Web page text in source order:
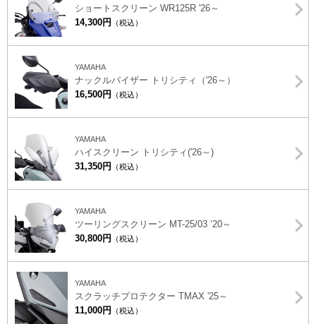
ショートスクリーン WR125R '26～
14,300円
（税込）
YAMAHA
ナックルバイザー トリシティ（'26～）
16,500円
（税込）
YAMAHA
ハイスクリーン トリシティ('26～)
31,350円
（税込）
YAMAHA
ツーリングスクリーン MT-25/03 ’20～
30,800円
（税込）
YAMAHA
スクラッチプロテクター TMAX '25～
11,000円
（税込）